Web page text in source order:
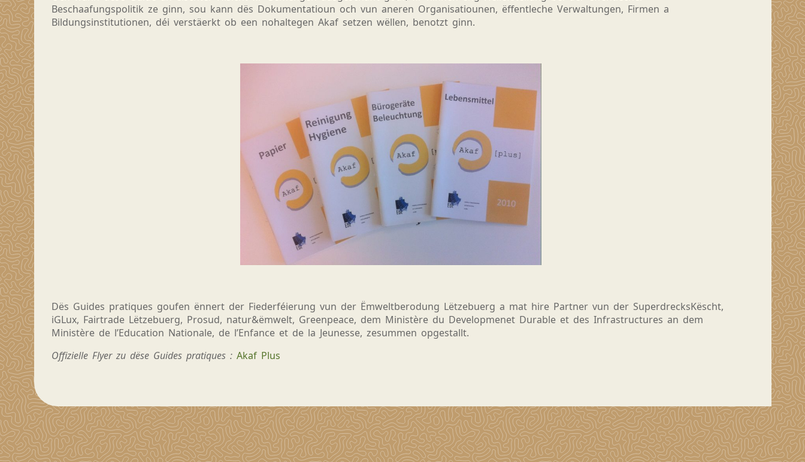
Beschaafungspolitik ze ginn, sou kann dës Dokumentatioun och vun aneren Organisatiounen, ëffentleche Verwaltungen, Firmen a
Bildungsinstitutionen, déi verstäerkt ob een nohaltegen Akaf setzen wëllen, benotzt ginn.
Dës Guides pratiques goufen ënnert der Fiederféierung vun der Ëmweltberodung Lëtzebuerg a mat hire Partner vun der SuperdrecksKëscht,
iGLux, Fairtrade Lëtzebuerg, Prosud, natur&ëmwelt, Greenpeace, dem Ministèredu Developmenet Durable et des Infrastructures an dem
Ministèrede l’Education Nationale, de l’Enfance et de la Jeunesse, zesummen opgestallt.
Offizielle Flyer zu dëse Guides pratiques : Akaf Plus